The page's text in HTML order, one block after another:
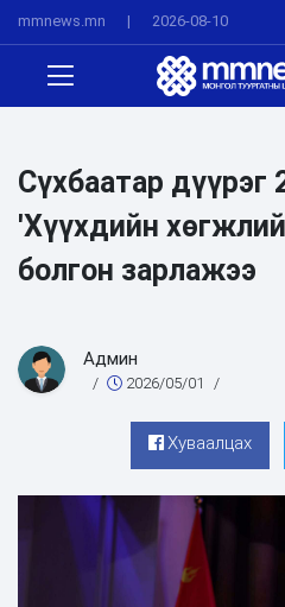
mmnews.mn | 2026-08-10
Сүхбаатар дүүрэг
'Хүүхдийн
болгон зарлажээ
Админ
/ 2026/05/01 /
Хуваалцах